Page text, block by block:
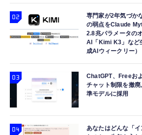
専門家が2年気づか
の弱点をClaude
2.8兆パラメータの
AI「Kimi K3」など
成AIウィークリー）
ChatGPT、Freeお
チャット制限を撤
準モデルに採用
あなたはどんな「